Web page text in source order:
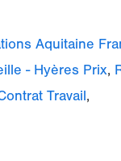
Aquitaine
- Hyères Prix,
Travail,